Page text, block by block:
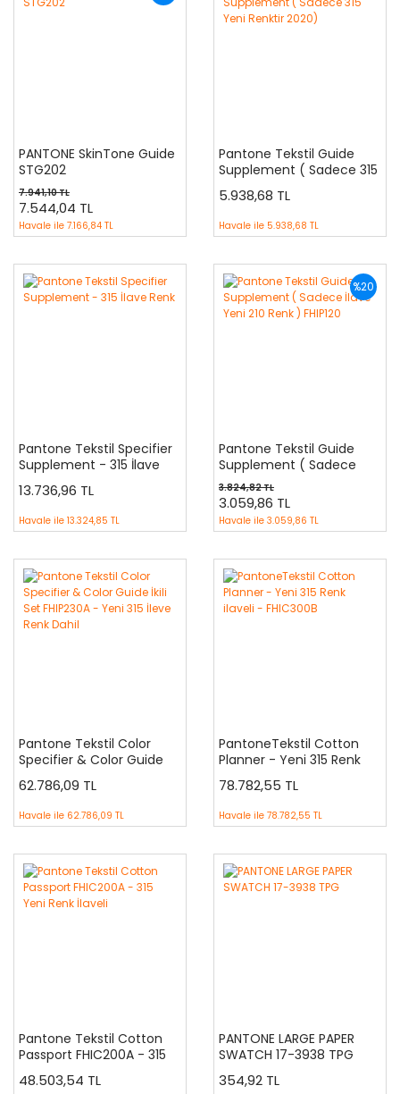
PANTONE SkinTone Guide
STG202
7.941,10 TL
7.544,04 TL
Havale ile 7.166,84 TL
Pantone Tekstil Guide
Supplement ( Sadece 315
Yeni Renktir 2020)
5.938,68 TL
Havale ile 5.938,68 TL
Pantone Tekstil Specifier
Supplement - 315 İlave
Renk
13.736,96 TL
Havale ile 13.324,85 TL
%20
Pantone Tekstil Guide
Supplement ( Sadece
İlave Yeni 210 Renk )
FHIP120
3.824,82 TL
3.059,86 TL
Havale ile 3.059,86 TL
Pantone Tekstil Color
Specifier & Color Guide
İkili Set FHIP230A - Yeni 315
İleve Renk Dahil
62.786,09 TL
Havale ile 62.786,09 TL
PantoneTekstil Cotton
Planner - Yeni 315 Renk
ilaveli - FHIC300B
78.782,55 TL
Havale ile 78.782,55 TL
Pantone Tekstil Cotton
Passport FHIC200A - 315
Yeni Renk İlaveli
48.503,54 TL
PANTONE LARGE PAPER
SWATCH 17-3938 TPG
354,92 TL